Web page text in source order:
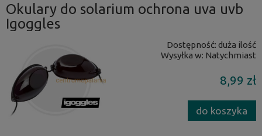
Okulary do solarium ochrona uva uvb
Igoggles
Dostępność: duża ilość
Wysyłka w: Natychmiast
8,99 zł
do koszyka